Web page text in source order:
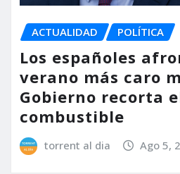
ACTUALIDAD POLÍTICA
Los españoles
verano más caro
Gobierno recorta
combustible
torrent al dia Ago 5,